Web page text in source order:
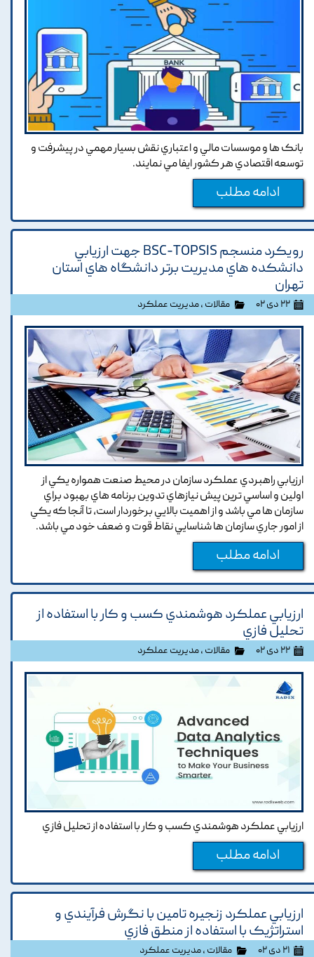
بانک ها و موسسات مالي و اعتباري نقش بسيار مهمي در پيشرفت و
توسعه اقتصادي هر کشور ايفا مي نمايند.
ادامه مطلب
رويکرد منسجم BSC-TOPSIS جهت ارزيابي
دانشکده هاي مديريت برتر دانشگاه هاي استان
تهران
۲۲ دی ۰۲ مقالات ،مدیریت عملکرد
ارزيابي راهبردي عملکرد سازمان در محيط صنعت همواره يکي از
اولين و اساسي ترين پيش نيازهاي تدوين برنامه هاي بهبود براي
سازمان ها مي باشد و از اهميت بالايي برخوردار است, تا آنجا که يکي
از امور جاري سازمان ها شناسايي نقاط قوت و ضعف خود مي باشد.
ادامه مطلب
ارزيابي عملکرد هوشمندي کسب و کار با استفاده از
تحليل فازي
۲۲ دی ۰۲ مقالات ،مدیریت عملکرد
ارزيابي عملکرد هوشمندي کسب و کار با استفاده از تحليل فازي
ادامه مطلب
ارزيابي عملکرد زنجيره تامين با نگرش فرآيندي و
استراتژيک با استفاده از منطق فازي
۲۱ دی ۰۲ مقالات ،مدیریت عملکرد